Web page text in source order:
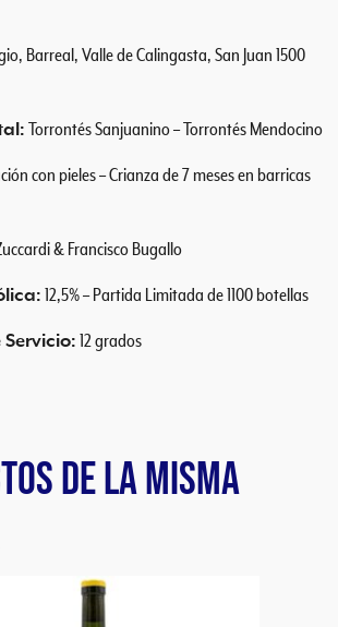
Barreal, Valle de Calingasta, San Juan 1500
Torrontés Sanjuanino – Torrontés Mendocino
con pieles – Crianza de 7 meses en barricas
& Francisco Bugallo
12,5% – Partida Limitada de 1100 botellas
12 grados
DE LA MISMA